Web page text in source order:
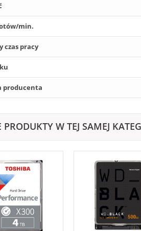
min.
czas pracy
producenta
W TEJ SAMEJ